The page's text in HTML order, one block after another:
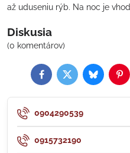
až uduseniu rýb. Na noc je
Diskusia
(0 komentárov)
FacebookTwitterBluesky
0904290539
0915732190